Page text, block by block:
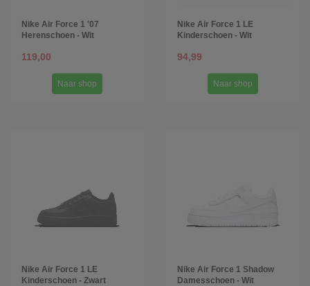
Nike Air Force 1 '07
Herenschoen - Wit
119,00
Naar shop
Nike Air Force 1 LE
Kinderschoen - Wit
94,99
Naar shop
Nike Air Force 1 LE
Kinderschoen - Zwart
Nike Air Force 1 Shadow
Damesschoen - Wit